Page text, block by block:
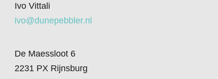
Ivo Vittali
ivo@dunepebbler.nl
De Maessloot 6
2231 PX Rijnsburg